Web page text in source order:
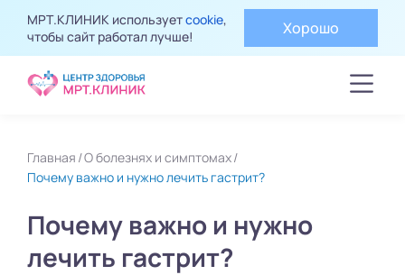
МРТ.КЛИНИК используетcookie,
чтобы сайт работал лучше!
Хорошо
Главная О болезнях и симптомах
Почему важно и нужно лечить гастрит?
Почему важно и нужно
лечить гастрит?